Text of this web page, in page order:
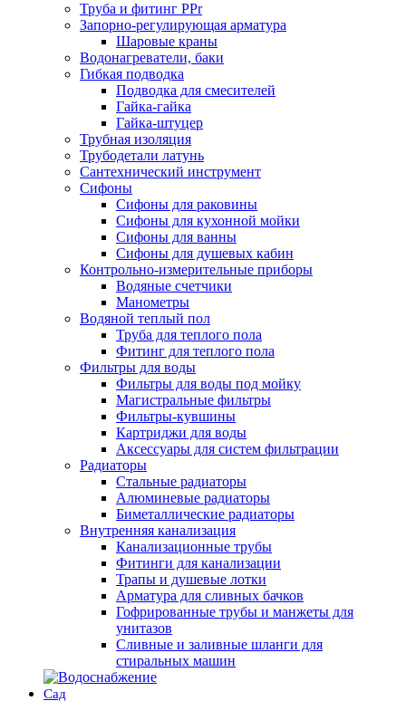
Труба и фитинг PPr
Запорно-регулирующая арматура
Шаровые краны
Водонагреватели, баки
Гибкая подводка
Подводка для смесителей
Гайка-гайка
Гайка-штуцер
Трубная изоляция
Трубодетали латунь
Сантехнический инструмент
Сифоны
Сифоны для раковины
Сифоны для кухонной мойки
Сифоны для ванны
Сифоны для душевых кабин
Контрольно-измерительные приборы
Водяные счетчики
Манометры
Водяной теплый пол
Труба для теплого пола
Фитинг для теплого пола
Фильтры для воды
Фильтры для воды под мойку
Магистральные фильтры
Фильтры-кувшины
Картриджи для воды
Аксессуары для систем фильтрации
Радиаторы
Стальные радиаторы
Алюминевые радиаторы
Биметаллические радиаторы
Внутренняя канализация
Канализационные трубы
Фитинги для канализации
Трапы и душевые лотки
Арматура для сливных бачков
Гофрированные трубы и манжеты для
унитазов
Сливные и заливные шланги для
стиральных машин
Сад